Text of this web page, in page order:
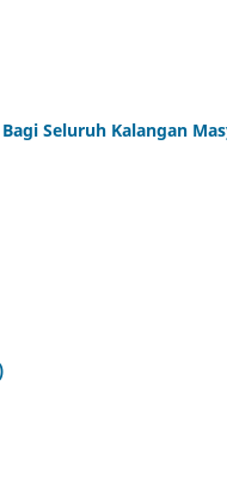
Seluruh Kalangan